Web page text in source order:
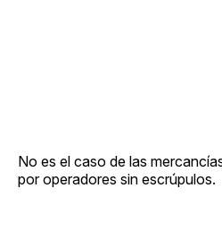
No es el caso de las
por operadores sin escrúpulos.